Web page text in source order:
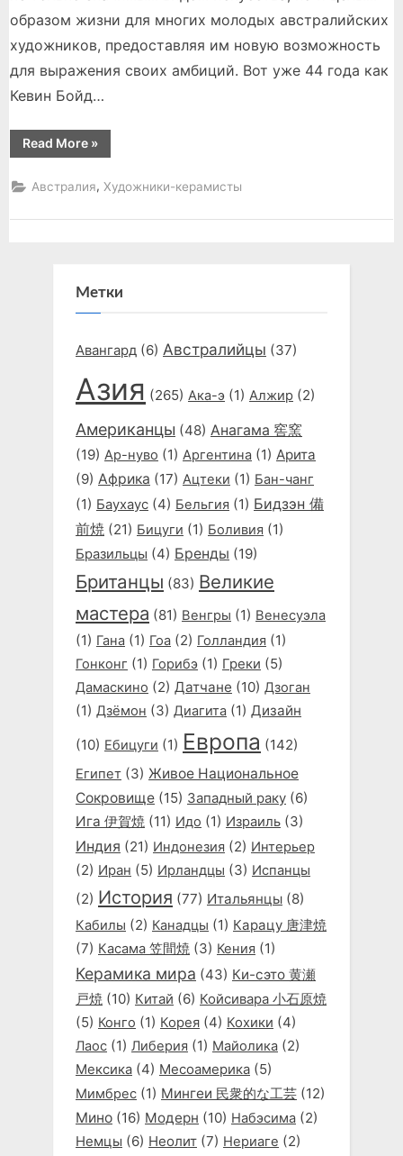
образом жизни для многих молодых австралийских
художников, предоставляя им новую возможность
для выражения своих амбиций. Вот уже 44 года как
Кевин Бойд…
Read More“Кевин
Бойд”
»
Австралия,Художники-керамисты
Метки
Авангард (6) Австралийцы (37)
Азия (265) Ака-э (1) Алжир (2)
Американцы (48) Анагама 窖窯
(19) Ар-нуво (1) Аргентина (1) Арита
(9) Африка (17) Ацтеки (1) Бан-чанг
(1) Баухаус (4) Бельгия (1) Бидзэн 備
前焼 (21) Бицуги (1) Боливия (1)
Бразильцы (4) Бренды (19)
Британцы (83) Великие
мастера (81) Венгры (1) Венесуэла
(1) Гана (1) Гоа (2) Голландия (1)
Гонконг (1) Горибэ (1) Греки (5)
Дамаскино (2) Датчане (10) Дзоган
(1) Дзёмон (3) Диагита (1) Дизайн
(10) Ебицуги (1) Европа (142)
Египет (3) Живое Национальное
Сокровище (15) Западный раку (6)
Ига 伊賀焼 (11) Идо (1) Израиль (3)
Индия (21) Индонезия (2) Интерьер
(2) Иран (5) Ирландцы (3) Испанцы
(2) История (77) Итальянцы (8)
Кабилы (2) Канадцы (1) Карацу 唐津焼
(7) Касама 笠間焼 (3) Кения (1)
Керамика мира (43) Ки-сэто 黄瀬
戸焼 (10) Китай (6) Койсивара 小石原焼
(5) Конго (1) Корея (4) Кохики (4)
Лаос (1) Либерия (1) Майолика (2)
Мексика (4) Месоамерика (5)
Мимбрес (1) Мингеи 民衆的な工芸 (12)
Мино (16) Модерн (10) Набэсима (2)
Немцы (6) Неолит (7) Нериаге (2)